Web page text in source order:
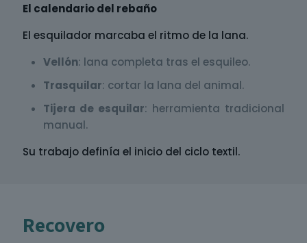
El calendario del rebaño
El esquilador marcaba el ritmo de la lana.
Vellón: lana completa tras el esquileo.
Trasquilar: cortar la lana del animal.
Tijera de esquilar: herramienta tradicional
manual.
Su trabajo definía el inicio del ciclo textil.
Recovero